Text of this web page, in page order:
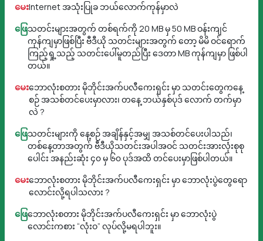
မေးInternet အသုံးပြုခ ဘယ်လောက်ကုန်မှာလဲ
ဖြေသတင်းများအတွက် တစ်ရက်ကို 20 MB မှ 50 MB ဝန်းကျင်
ကုန်ကျမှာဖြစ်ပြီး ဗီဒီယို သတင်းများအတွက် တော့ မိမိ ဝင်ရောက်
ကြည့်ရှု့သည့် သတင်းပေါ်မူတည်ပြီး ဒေတာ MB ကုန်ကျမှာ ဖြစ်ပါ
တယ်။
မေးဘောလုံးစတား မိုဘိုင်းအက်ပလီကေးရှင်း မှာ သတင်းတွေကနေ့
စဉ် အသစ်တင်ပေးမှာလား၊ တနေ့ ဘယ်နှစ်ပုဒ် လောက် တက်မှာ
လဲ ?
ဖြေသတင်းများကို နေ့စဉ် အချိန်နှင့်အမျှ အသစ်တင်ပေးပါသည်၊
တစ်နေ့တာအတွက် ဗီဒီယိုသတင်းအပါအဝင် သတင်းအားလုံးစုစု
ပေါင်း အနည်းဆုံး ၄၀ မှ ၆၀ ပုဒ်အထိ တင်ပေးမှာဖြစ်ပါတယ်။
မေးဘောလုံးစတား မိုဘိုင်းအက်ပလီကေးရှင်း မှာ ဘောလုံးပွဲတွေရော
လောင်းလို့ရပါသလား ?
ဖြေဘောလုံးစတား မိုဘိုင်းအက်ပလီကေးရှင်း မှာ ဘောလုံးပွဲ
လောင်းကစား “လုံးဝ” လုပ်လို့မရပါဘူး။